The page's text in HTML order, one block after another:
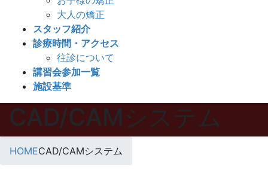
大人の矯正
スタッフ紹介
診療時間・アクセス
往診について
講習会参加一覧
施設基準
CAD/CAMシステム
HOMECAD/CAMシステム